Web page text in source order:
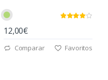
12,00€
Comparar Favoritos